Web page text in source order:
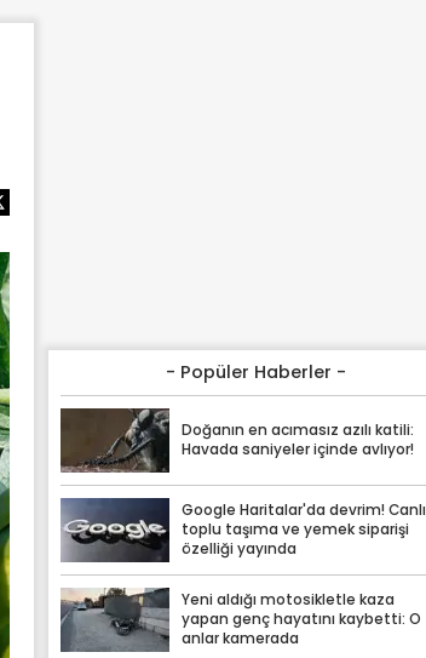
- Popüler Haberler -
Doğanın en acımasız azılı katili:
Havada saniyeler içinde avlıyor!
Google Haritalar'da devrim! Canlı
toplu taşıma ve yemek siparişi
özelliği yayında
Yeni aldığı motosikletle kaza
yapan genç hayatını kaybetti: O
anlar kamerada